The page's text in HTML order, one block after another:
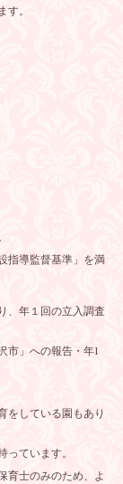
。
指導監督基準」を満
、年１回の立入調査
市」への報告・年1
をしている園もあり
ています。
育士のみのため、よ